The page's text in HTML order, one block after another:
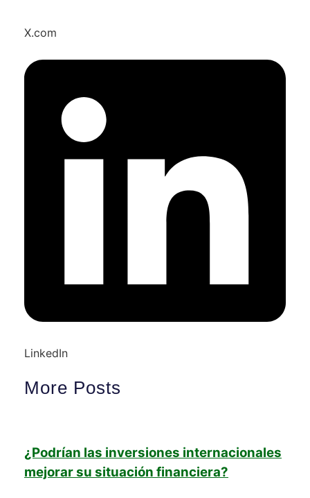
X.com
LinkedIn
More Posts
¿Podrían las inversiones internacionales
mejorar su situación financiera?